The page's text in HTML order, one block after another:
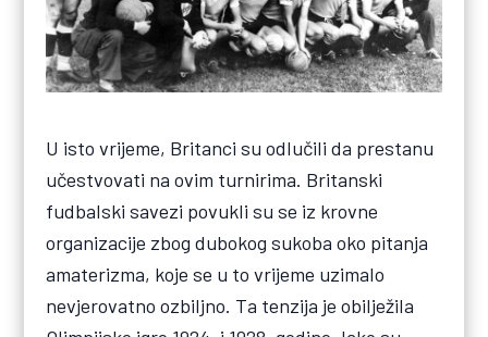
U isto vrijeme, Britanci su odlučili da prestanu
učestvovati na ovim turnirima. Britanski
fudbalski savezi povukli su se iz krovne
organizacije zbog dubokog sukoba oko pitanja
amaterizma, koje se u to vrijeme uzimalo
nevjerovatno ozbiljno. Ta tenzija je obilježila